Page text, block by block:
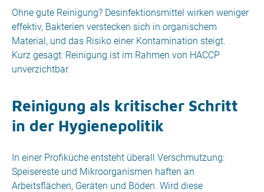
Ohne gute Reinigung? Desinfektionsmittel wirken weniger
effektiv, Bakterien verstecken sich in organischem
Material, und das Risiko einer Kontamination steigt.
Kurz gesagt: Reinigung ist im Rahmen von HACCP
unverzichtbar.
Reinigung als kritischer Schritt
in der Hygienepolitik
In einer Profiküche entsteht überall Verschmutzung:
Speisereste und Mikroorganismen haften an
Arbeitsflächen, Geräten und Böden. Wird diese